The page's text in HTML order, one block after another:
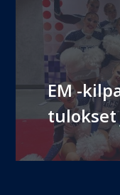
EM -